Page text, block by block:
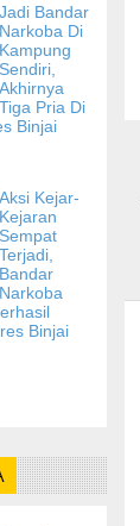
Jadi Bandar
Narkoba Di
Kampung
Sendiri,
Akhirnya
Tiga Pria Di
Binjai
Aksi Kejar-
Kejaran
Sempat
Terjadi,
Bandar
Narkoba
Binjai